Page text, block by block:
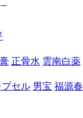
正骨水 雲南白薬
セル 男宝 福源春